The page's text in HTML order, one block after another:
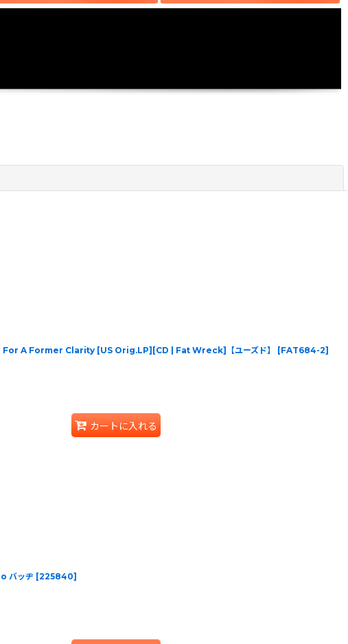
A Former Clarity [US Orig.LP][CD | Fat Wreck]【ユーズド】 [FAT684-2]
カートに入れる
バッヂ [225840]